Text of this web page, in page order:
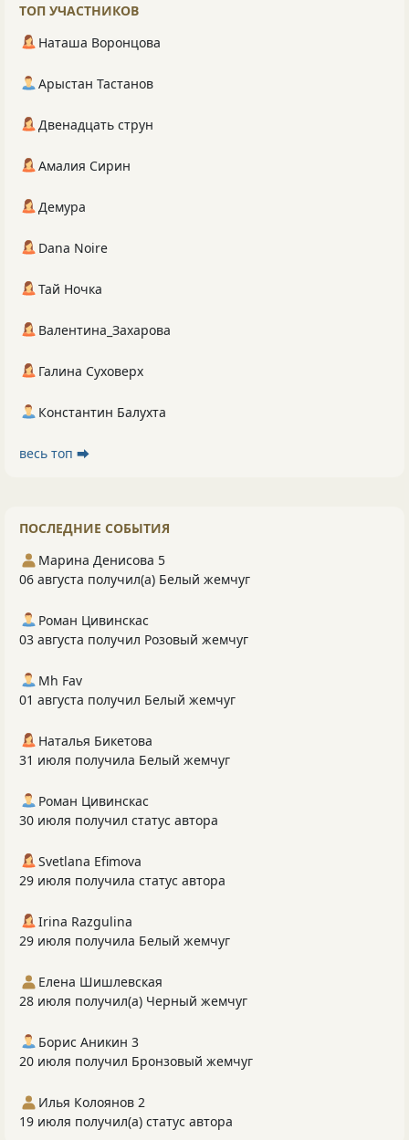
ТОП УЧАСТНИКОВ
Наташа Воронцова
Арыстан Тастанов
Двенадцать струн
Амалия Сирин
Демура
Dana Noire
Тай Ночка
Валентина_Захарова
Галина Суховерх
Константин Балухта
весь топ ⮕
ПОСЛЕДНИЕ СОБЫТИЯ
Марина Денисова 5
06 августа получил(а) Белый жемчуг
Роман Цивинскас
03 августа получил Розовый жемчуг
Mh Fav
01 августа получил Белый жемчуг
Наталья Бикетова
31 июля получила Белый жемчуг
Роман Цивинскас
30 июля получил статус автора
Svetlana Efimova
29 июля получила статус автора
Irina Razgulina
29 июля получила Белый жемчуг
Елена Шишлевская
28 июля получил(а) Черный жемчуг
Борис Аникин 3
20 июля получил Бронзовый жемчуг
Илья Колоянов 2
19 июля получил(а) статус автора